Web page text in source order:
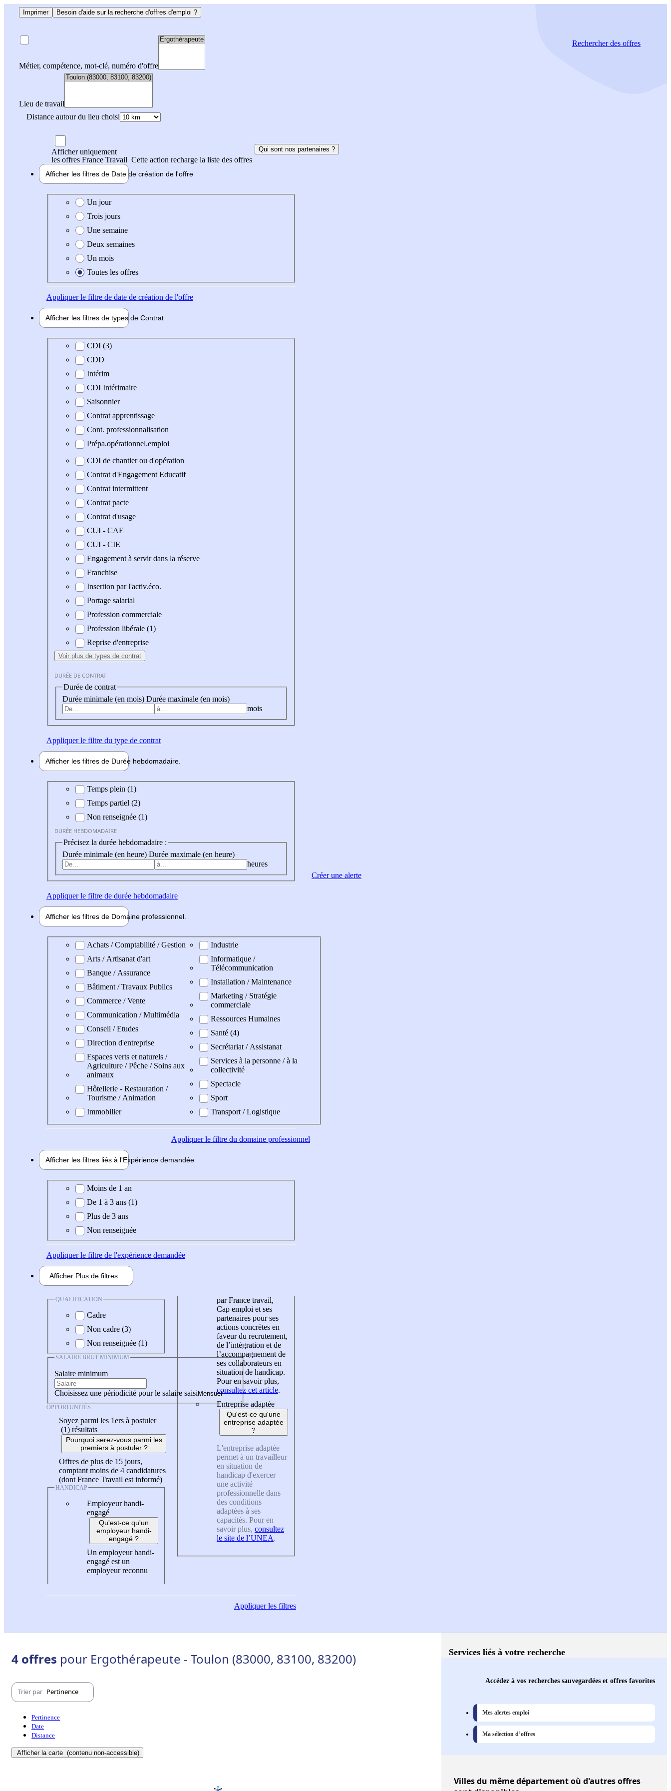
Imprimer Besoin d'aide sur la recherche d'offres d'emploi ?
Métier, compétence, mot-clé, numéro d'offre
Lieu de travail
Distance autour du lieu choisi
Rechercherdes offres
Afficher uniquement
les offres France Travail Cette action recharge la liste des offres
Qui sont nos partenaires ?
Afficher les filtres de Date de création de l'offre
Date de création de l'offre
Un jour
Trois jours
Une semaine
Deux semaines
Un mois
Toutes les offres
Appliquerle filtre de date de création de l'offre
Afficher les filtres de types de Contrat
Type de contrat
CDI (3)
CDD
Intérim
CDI Intérimaire
Saisonnier
Contrat apprentissage
Cont. professionnalisation
Prépa.opérationnel.emploi
CDI de chantier ou d'opération
Contrat d'Engagement Educatif
Contrat intermittent
Contrat pacte
Contrat d'usage
CUI - CAE
CUI - CIE
Engagement à servir dans la réserve
Franchise
Insertion par l'activ.éco.
Portage salarial
Profession commerciale
Profession libérale (1)
Reprise d'entreprise
Voir plus de types de contrat
DURÉE DE CONTRAT
Durée de contrat
Durée minimale (en mois) Durée maximale (en mois)
mois
Appliquerle filtre du type de contrat
Afficher les filtres de Durée hebdomadaire
Durée hebdomadaire
Temps plein (1)
Temps partiel (2)
Non renseignée (1)
DURÉE HEBDOMADAIRE
Précisez la durée hebdomadaire :
Durée minimale (en heure) Durée maximale (en heure)
heures
Appliquerle filtre de durée hebdomadaire
Afficher les filtres de Domaine professionnel
Domaine professionel
Achats / Comptabilité / Gestion
Arts / Artisanat d'art
Banque / Assurance
Bâtiment / Travaux Publics
Commerce / Vente
Communication / Multimédia
Conseil / Etudes
Direction d'entreprise
Espaces verts et naturels /
Agriculture / Pêche / Soins aux
animaux
Hôtellerie - Restauration /
Tourisme / Animation
Immobilier
Industrie
Informatique /
Télécommunication
Installation / Maintenance
Marketing / Stratégie
commerciale
Ressources Humaines
Santé (4)
Secrétariat / Assistanat
Services à la personne / à la
collectivité
Spectacle
Sport
Transport / Logistique
Appliquerle filtre du domaine professionnel
Afficher les filtres liés à l'Expérience demandée
Expérience demandée
Moins de 1 an
De 1 à 3 ans (1)
Plus de 3 ans
Non renseignée
Appliquerle filtre de l'expérience demandée
Afficher Plus de filtres
QUALIFICATION
Cadre
Non cadre (3)
Non renseignée (1)
SALAIRE BRUT MINIMUM
Salaire minimum
Choisissez une périodicité pour le salaire saisi
OPPORTUNITÉS
Soyez parmi les 1ers à postuler
(1) résultats
Pourquoi serez-vous parmi les
premiers à postuler ?
Offres de plus de 15 jours,
comptant moins de 4 candidatures
(dont France Travail est informé)
HANDICAP
Employeur handi-
engagé
Qu'est-ce qu'un
employeur handi-
engagé ?
Un employeur handi-
engagé est un
employeur reconnu
par France travail,
Cap emploi et ses
partenaires pour ses
actions concrètes en
faveur du recrutement,
de l’intégration et de
l’accompagnement de
ses collaborateurs en
situation de handicap.
Pour en savoir plus,
consultez cet article.
Entreprise adaptée
Qu'est-ce qu'une
entreprise adaptée
?
L'entreprise adaptée
permet à un travailleur
en situation de
handicap d'exercer
une activité
professionnelle dans
des conditions
adaptées à ses
capacités. Pour en
savoir plus, consultez
le site de l’UNEA.
Appliquerles filtres
Créer une alerte
4 offres pour Ergothérapeute - Toulon (83000, 83100, 83200)
Trier par Pertinence
Pertinence
Date
Distance
Afficher la carte (contenu non-accessible)
Services liés à votre recherche
Accédez à vos recherches sauvegardées et offres favorites
Mes alertes emploi
Ma sélection d’offres
Villesdu même département où d'autres offres